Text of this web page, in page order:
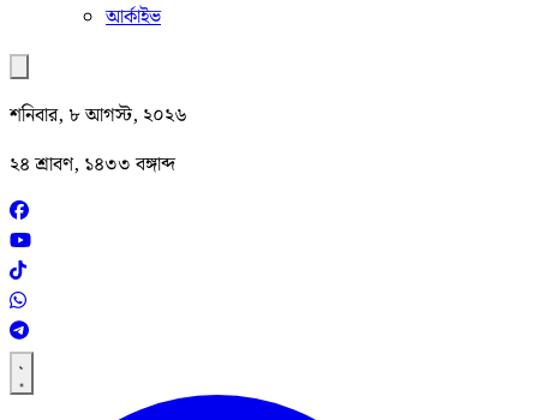
আর্কাইভ
শনিবার, ৮ আগস্ট, ২০২৬
২৪ শ্রাবণ, ১৪৩৩ বঙ্গাব্দ